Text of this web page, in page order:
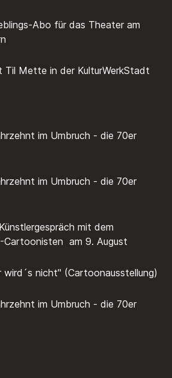
Abo für das Theater am
Til Mette in der KulturWerkStadt
im Umbruch - die 70er
im Umbruch - die 70er
mit dem
Cartoonisten am 9. August
nicht" (Cartoonausstellung)
im Umbruch - die 70er